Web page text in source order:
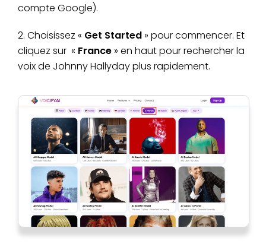
compte Google).
2. Choisissez « Get Started » pour commencer. Et
cliquez sur « France » en haut pour rechercher la
voix de Johnny Hallyday plus rapidement.